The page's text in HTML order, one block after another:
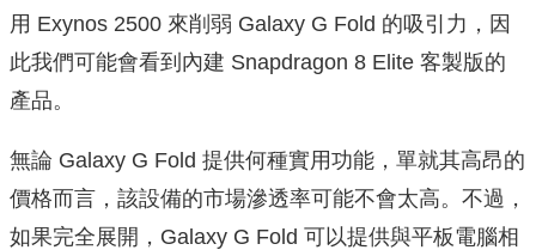
用 Exynos 2500 來削弱 Galaxy G Fold 的吸引力，因
此我們可能會看到內建 Snapdragon 8 Elite 客製版的
產品。
無論 Galaxy G Fold 提供何種實用功能，單就其高昂的
價格而言，該設備的市場滲透率可能不會太高。不過，
如果完全展開，Galaxy G Fold 可以提供與平板電腦相